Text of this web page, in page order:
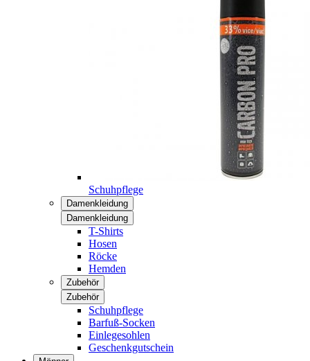
Schuhpflege
Damenkleidung
Damenkleidung
T-Shirts
Hosen
Röcke
Hemden
Zubehör
Zubehör
Schuhpflege
Barfuß-Socken
Einlegesohlen
Geschenkgutschein